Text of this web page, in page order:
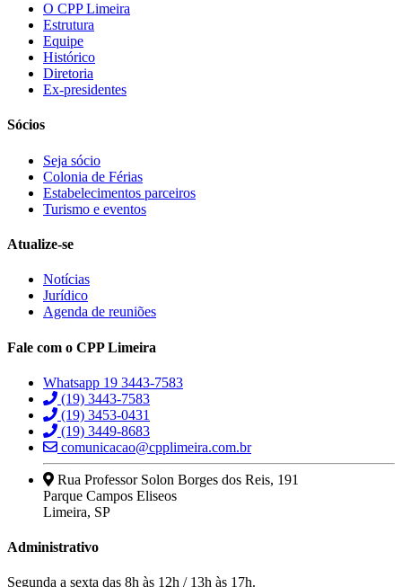
O CPP Limeira
Estrutura
Equipe
Histórico
Diretoria
Ex-presidentes
Sócios
Seja sócio
Colonia de Férias
Estabelecimentos parceiros
Turismo e eventos
Atualize-se
Notícias
Jurídico
Agenda de reuniões
Fale com o CPP Limeira
Whatsapp 19 3443-7583
(19) 3443-7583
(19) 3453-0431
(19) 3449-8683
comunicacao@cpplimeira.com.br
Rua Professor Solon Borges dos Reis, 191
Parque Campos Eliseos
Limeira, SP
Administrativo
Segunda a sexta das 8h às 12h / 13h às 17h.